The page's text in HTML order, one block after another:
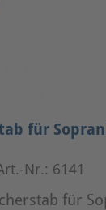
für
Nr.: 6141
für